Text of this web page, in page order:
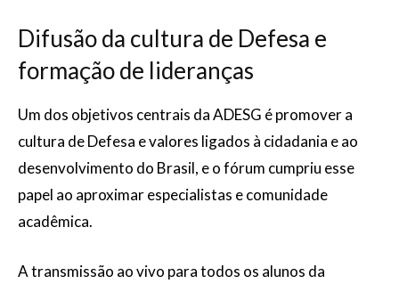
Difusão da cultura de Defesa e
formação de lideranças
Um dos objetivos centrais da ADESG é promover a
cultura de Defesa e valores ligados à cidadania e ao
desenvolvimento do Brasil, e o fórum cumpriu esse
papel ao aproximar especialistas e comunidade
acadêmica.
A transmissão ao vivo para todos os alunos da